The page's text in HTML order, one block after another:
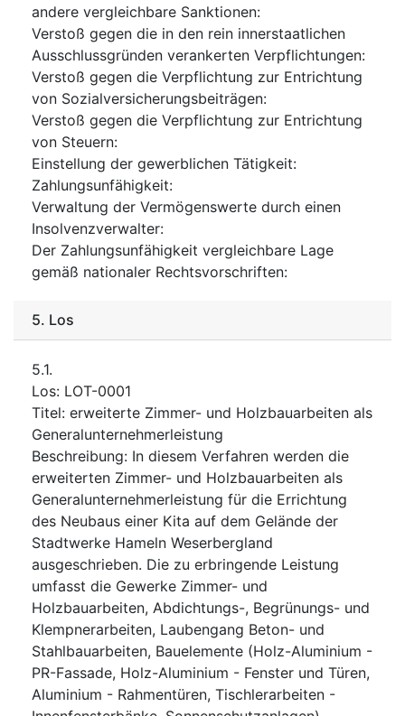
andere vergleichbare Sanktionen:
Verstoß gegen die in den rein innerstaatlichen
Ausschlussgründen verankerten Verpflichtungen:
Verstoß gegen die Verpflichtung zur Entrichtung
von Sozialversicherungsbeiträgen:
Verstoß gegen die Verpflichtung zur Entrichtung
von Steuern:
Einstellung der gewerblichen Tätigkeit:
Zahlungsunfähigkeit:
Verwaltung der Vermögenswerte durch einen
Insolvenzverwalter:
Der Zahlungsunfähigkeit vergleichbare Lage
gemäß nationaler Rechtsvorschriften:
5. Los
5.1.
Los: LOT-0001
Titel: erweiterte Zimmer- und Holzbauarbeiten als
Generalunternehmerleistung
Beschreibung: In diesem Verfahren werden die
erweiterten Zimmer- und Holzbauarbeiten als
Generalunternehmerleistung für die Errichtung
des Neubaus einer Kita auf dem Gelände der
Stadtwerke Hameln Weserbergland
ausgeschrieben. Die zu erbringende Leistung
umfasst die Gewerke Zimmer- und
Holzbauarbeiten, Abdichtungs-, Begrünungs- und
Klempnerarbeiten, Laubengang Beton- und
Stahlbauarbeiten, Bauelemente (Holz-Aluminium -
PR-Fassade, Holz-Aluminium - Fenster und Türen,
Aluminium - Rahmentüren, Tischlerarbeiten -